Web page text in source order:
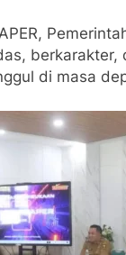
di masa